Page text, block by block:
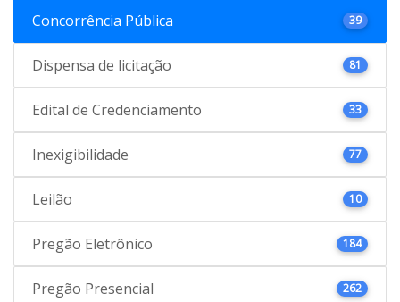
Concorrência Pública 39
Dispensa de licitação 81
Edital de Credenciamento 33
Inexigibilidade 77
Leilão 10
Pregão Eletrônico 184
Pregão Presencial 262